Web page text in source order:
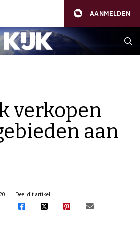
AANMELDEN
verkopen
aan
Deel dit artikel: